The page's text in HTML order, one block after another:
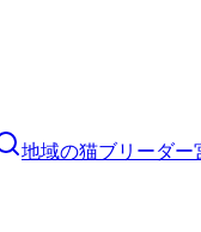
地域の猫ブリーダー